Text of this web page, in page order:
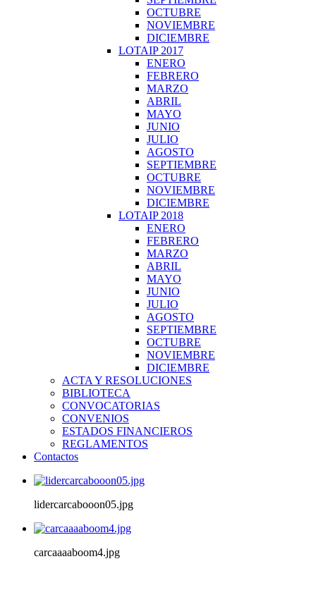
OCTUBRE
NOVIEMBRE
DICIEMBRE
LOTAIP 2017
ENERO
FEBRERO
MARZO
ABRIL
MAYO
JUNIO
JULIO
AGOSTO
SEPTIEMBRE
OCTUBRE
NOVIEMBRE
DICIEMBRE
LOTAIP 2018
ENERO
FEBRERO
MARZO
ABRIL
MAYO
JUNIO
JULIO
AGOSTO
SEPTIEMBRE
OCTUBRE
NOVIEMBRE
DICIEMBRE
ACTA Y RESOLUCIONES
BIBLIOTECA
CONVOCATORIAS
CONVENIOS
ESTADOS FINANCIEROS
REGLAMENTOS
Contactos
lidercarcabooon05.jpg
carcaaaaboom4.jpg